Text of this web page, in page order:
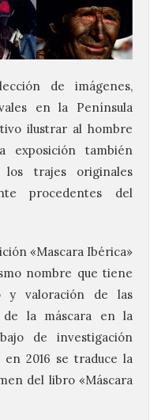
de imágenes,
en la Península
ilustrar al hombre
exposición también
los trajes originales
procedentes del
«Mascara Ibérica»
nombre que tiene
y valoración de las
de la máscara en la
de investigación
2016 se traduce la
del libro «Máscara